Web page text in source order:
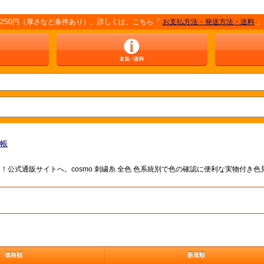
さなど条件あり）。詳しくは、こちら「 お支払方法・発送方法・送料」をご覧
式通販サイトへ。cosmo 刺繍糸 全色 色系統別で色の確認に便利な実物付き色
価格順 新着順